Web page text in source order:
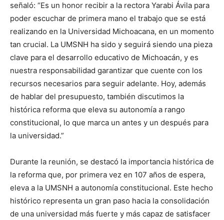
señaló: “Es un honor recibir a la rectora Yarabi Ávila para
poder escuchar de primera mano el trabajo que se está
realizando en la Universidad Michoacana, en un momento
tan crucial. La UMSNH ha sido y seguirá siendo una pieza
clave para el desarrollo educativo de Michoacán, y es
nuestra responsabilidad garantizar que cuente con los
recursos necesarios para seguir adelante. Hoy, además
de hablar del presupuesto, también discutimos la
histórica reforma que eleva su autonomía a rango
constitucional, lo que marca un antes y un después para
la universidad.”
Durante la reunión, se destacó la importancia histórica de
la reforma que, por primera vez en 107 años de espera,
eleva a la UMSNH a autonomía constitucional. Este hecho
histórico representa un gran paso hacia la consolidación
de una universidad más fuerte y más capaz de satisfacer